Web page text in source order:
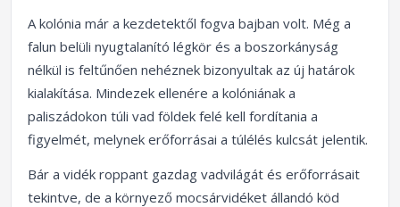
A kolónia már a kezdetektől fogva bajban volt. Még a
falun belüli nyugtalanító légkör és a boszorkányság
nélkül is feltűnően nehéznek bizonyultak az új határok
kialakítása. Mindezek ellenére a kolóniának a
paliszádokon túli vad földek felé kell fordítania a
figyelmét, melynek erőforrásai a túlélés kulcsát jelentik.
Bár a vidék roppant gazdag vadvilágát és erőforrásait
tekintve, de a környező mocsárvidéket állandó köd